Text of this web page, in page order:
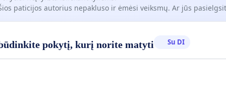
paticijos autorius nepakluso ir ėmėsi veiksmų. Ar jūs
pokytį, kurį norite matyti Su DI